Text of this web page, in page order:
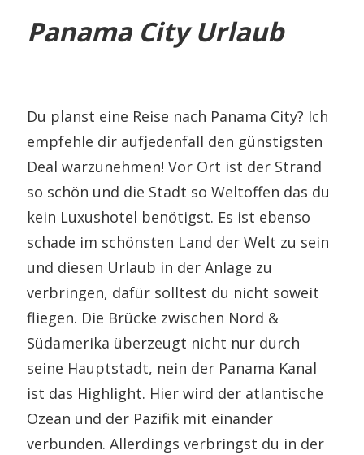
Panama City Urlaub
Du planst eine Reise nach Panama City? Ich
empfehle dir aufjedenfall den günstigsten
Deal warzunehmen! Vor Ort ist der Strand
so schön und die Stadt so Weltoffen das du
kein Luxushotel benötigst. Es ist ebenso
schade im schönsten Land der Welt zu sein
und diesen Urlaub in der Anlage zu
verbringen, dafür solltest du nicht soweit
fliegen. Die Brücke zwischen Nord &
Südamerika überzeugt nicht nur durch
seine Hauptstadt, nein der Panama Kanal
ist das Highlight. Hier wird der atlantische
Ozean und der Pazifik mit einander
verbunden. Allerdings verbringst du in der